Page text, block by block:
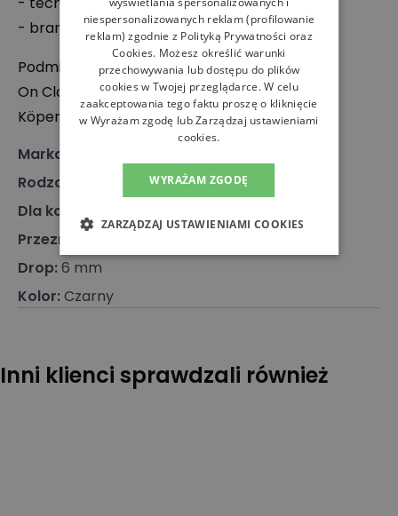
- branding producenta
Podmiot odpowiedzialny:
On Cloud Service GmbH
Köpenicker Str. 22, 10179 Berlin, Niemcy
Marka
Rodzaj
Obuwie, Sneakersy
Dla kogo
Przeznaczenie
Drop:6 mm
Kolor:Czarny
Inni klienci sprawdzali również
niespersonalizowanych reklam (profilowanie
reklam) zgodnie z Polityką Prywatności oraz
Cookies. Możesz określić warunki
przechowywania lub dostępu do plików
cookies w Twojej przeglądarce. W celu
zaakceptowania tego faktu proszę o kliknięcie
w Wyrażam zgodę lub Zarządzaj ustawieniami
cookies.
WYRAŻAM ZGODĘ
ZARZĄDZAJ USTAWIENIAMI COOKIES